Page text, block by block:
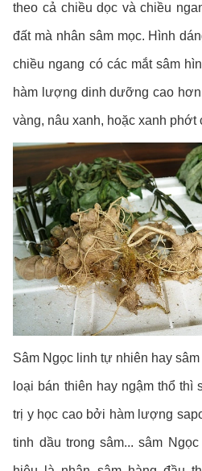
theo cả chiều dọc và chiều
đất mà nhân sâm mọc. Hình
chiều ngang có các mắt sâm
hàm lượng dinh dưỡng cao
vàng, nâu xanh, hoặc xanh phớt
Sâm Ngọc linh tự nhiên hay
loại bán thiên hay ngậm thổ thì
trị y học cao bởi hàm lượng
tinh dầu trong sâm... sâm